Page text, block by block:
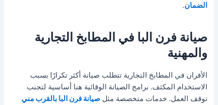
الضمان.
صيانة فرن البا في المطابخ التجارية
والمهنية
الأفران في المطابخ التجارية تتطلب صيانة أكثر تكرارًا بسبب
الاستخدام المكثف. برامج الصيانة الوقائية هنا أساسية لتجنب
توقف العمل. خدمات متخصصة مثلصيانة فرن البا بالقرب مني